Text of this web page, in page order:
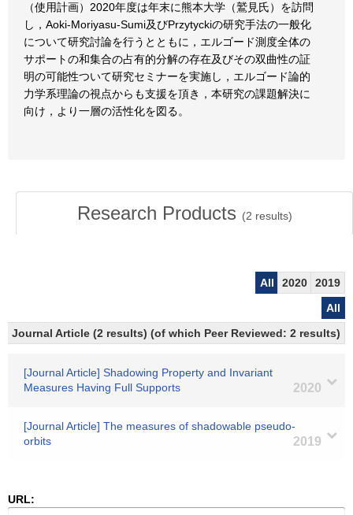
（使用計画）2020年度は年末に熊本大学（鷲見氏）を訪問
し，Aoki-Moriyasu-Sumi及びPrzytyckiの研究手法の一般化
について研究討論を行うとともに，エルゴード測度全体の
サポートの和集合の占有的分解の存在及びその双曲性の証
明の可能性ついて研究セミナーを実施し，エルゴード論的
力学系理論の視点からも支援を頂き，本研究の課題解決に
向け，より一層の活性化を図る。
Research Products (2 results)
All 2020
2019
All
Journal Article (2 results) (of which Peer Reviewed: 2 results)
[Journal Article] Shadowing Property and Invariant
Measures Having Full Supports
2020
[Journal Article] The measures of shadowable pseudo-
orbits
2019
URL: